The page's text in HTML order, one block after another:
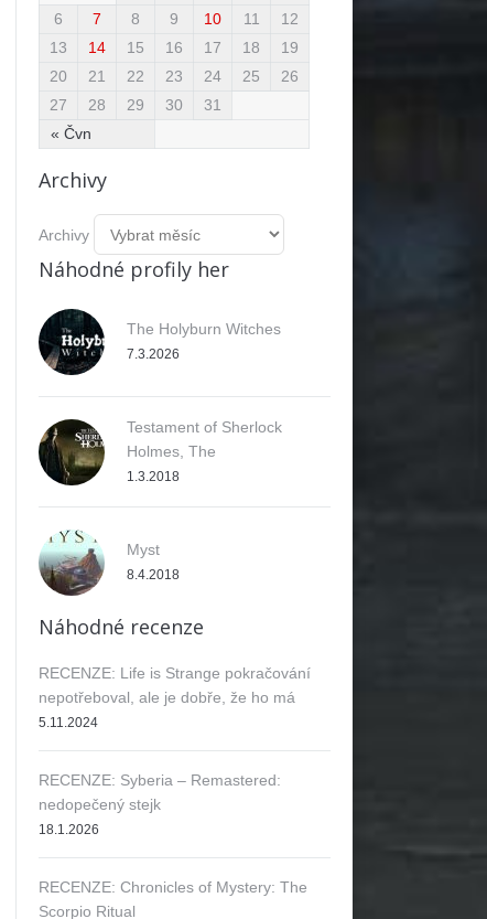
« Čvn
6
7 8 9 10 11
12
13
14 15 16 17 18
19
20
21 22 23 24 25
26
27
28 29 30 31
Archivy
Archivy
Náhodné profily her
The Holyburn Witches
7.3.2026
Testament of Sherlock
Holmes, The
1.3.2018
Myst
8.4.2018
Náhodné recenze
RECENZE: Life is Strange pokračování
nepotřeboval, ale je dobře, že ho má
5.11.2024
RECENZE: Syberia – Remastered:
nedopečený stejk
18.1.2026
RECENZE: Chronicles of Mystery: The
Scorpio Ritual